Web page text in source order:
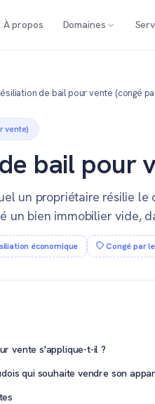
À propos Domaines
de bail pour vente (congé
vente)
bail pour
un propriétaire résilie
un bien immobilier vide,
économique Congé par
vente s'applique-t-il ?
qui souhaite vendre son